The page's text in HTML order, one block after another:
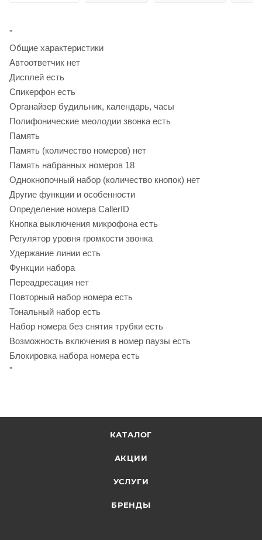
"
Общие характеристики
Автоответчик нет
Дисплей есть
Спикерфон есть
Органайзер будильник, календарь, часы
Полифонические меолодии звонка есть
Память
Память (количество номеров) нет
Память набранных номеров 18
Однокнопочный набор (количество кнопок) нет
Другие функции и особенности
Определение номера CallerID
Кнопка выключения микрофона есть
Регулятор уровня громкости звонка
Удержание линии есть
Функции набора
Переадресация нет
Повторный набор номера есть
Тональный набор есть
Набор номера без снятия трубки есть
Возможность включения в номер паузы есть
Блокировка набора номера есть
"
КАТАЛОГ
АКЦИИ
УСЛУГИ
БРЕНДЫ